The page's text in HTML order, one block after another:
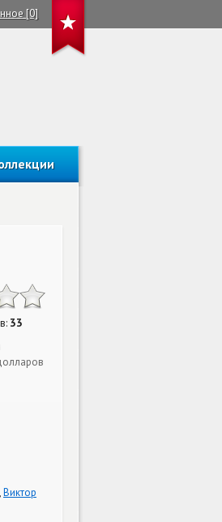
[0]
33
,Виктор